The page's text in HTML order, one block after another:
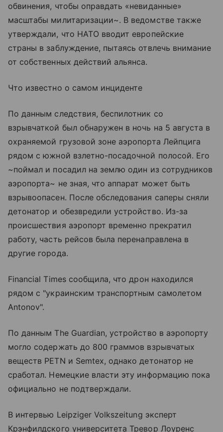
обвинения, чтобы оправдать «невиданные»
масштабы милитаризации~. В ведомстве также
утверждали, что НАТО вводит европейские
страны в заблуждение, пытаясь отвлечь внимание
от собственных действий альянса.
Что известно о самом инциденте
По данным следствия, беспилотник со
взрывчаткой был обнаружен в ночь на 5 августа в
охраняемой грузовой зоне аэропорта Лейпцига
рядом с южной взлетно-посадочной полосой. Его
~поймал и посадил на землю один из сотрудников
аэропорта~ не зная, что аппарат может быть
взрывоопасен. После обследования саперы сняли
детонатор и обезвредили устройство. Из-за
происшествия аэропорт временно прекратил
работу, часть рейсов была перенаправлена в
другие города.
Financial Times сообщила, что дрон находился
рядом с "украинским транспортным самолетом
Antonov".
По данным The Guardian, устройство в аэропорту
могло содержать до 800 граммов взрывчатых
веществ PETN и Semtex, однако детонатор не
сработал. Немецкие власти эту информацию пока
официально не подтверждали.
В интервью Leipziger Volkszeitung эксперт
Крэнфилдского университета Тревор Лоуренс